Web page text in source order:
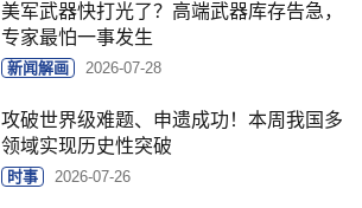
美军武器快打光了？高端武器库存告急，
专家最怕一事发生
新闻解画 2026-07-28
攻破世界级难题、申遗成功！本周我国多
领域实现历史性突破
时事 2026-07-26